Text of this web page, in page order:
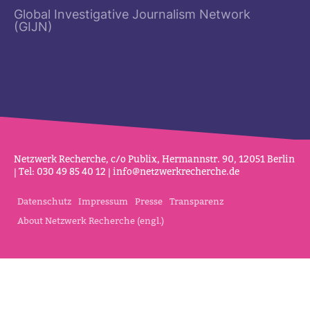
Global Investigative Journalism Network
(GIJN)
Netz­werk Recherche, c/o Publix, Her­mannstr. 90, 12051 Berlin
| Tel: 030 49 85 40 12 | info@netz­werk­re­cherche.de
Datenschutz Impressum Presse Transparenz
About Netzwerk Recherche (engl.)